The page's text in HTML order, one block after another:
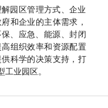
园区管理方式、企业
和企业的主体需求，
、应急、能源、封闭
组织效率和资源配置
科学的决策支持，打
工业园区。